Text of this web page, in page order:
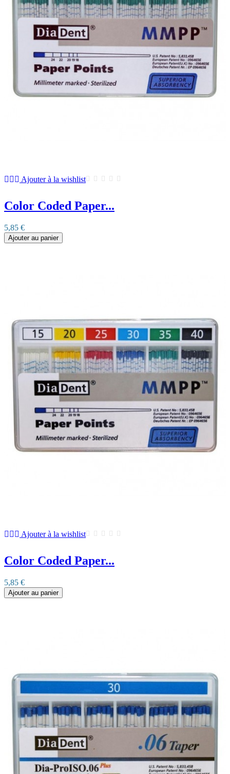
Ajouter à la wishlist
Color Coded Paper...
5,85 €
Ajouter au panier
Ajouter à la wishlist
Color Coded Paper...
5,85 €
Ajouter au panier